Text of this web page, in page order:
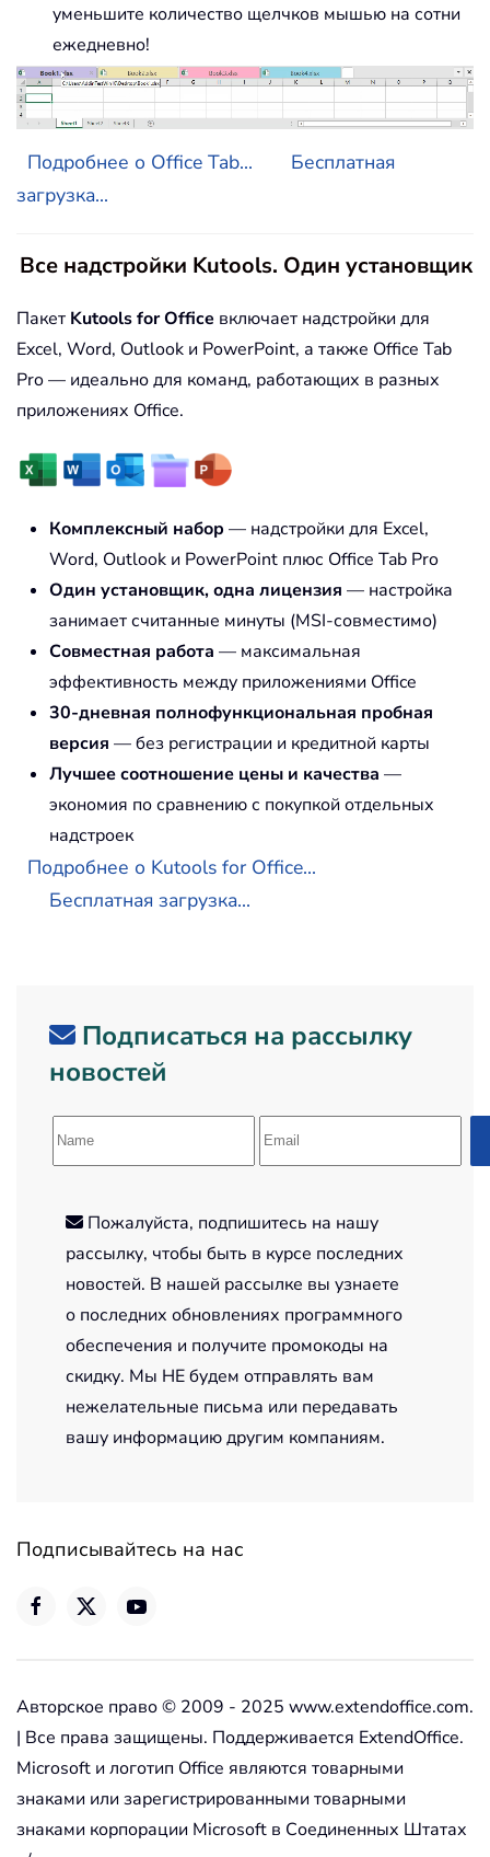
уменьшите количество щелчков мышью на сотни
ежедневно!
Подробнее о Office Tab...
Бесплатная
загрузка...
Все надстройки Kutools. Один установщик
Пакет Kutools for Office включает надстройки для
Excel, Word, Outlook и PowerPoint, а также Office Tab
Pro — идеально для команд, работающих в разных
приложениях Office.
Комплексный набор — надстройки для Excel,
Word, Outlook и PowerPoint плюс Office Tab Pro
Один установщик, одна лицензия — настройка
занимает считанные минуты (MSI-совместимо)
Совместная работа — максимальная
эффективность между приложениями Office
30-дневная полнофункциональная пробная
версия — без регистрации и кредитной карты
Лучшее соотношение цены и качества —
экономия по сравнению с покупкой отдельных
надстроек
Подробнее о Kutools for Office...
Бесплатная загрузка...
Подписаться на рассылку
новостей
Пожалуйста, подпишитесь на нашу
рассылку, чтобы быть в курсе последних
новостей. В нашей рассылке вы узнаете
о последних обновлениях программного
обеспечения и получите промокоды на
скидку. Мы НЕ будем отправлять вам
нежелательные письма или передавать
вашу информацию другим компаниям.
Подписывайтесь на нас
Авторское право © 2009 - 2025 www.extendoffice.com.
| Все права защищены. Поддерживается ExtendOffice.
Microsoft и логотип Office являются товарными
знаками или зарегистрированными товарными
знаками корпорации Microsoft в Соединенных Штатах